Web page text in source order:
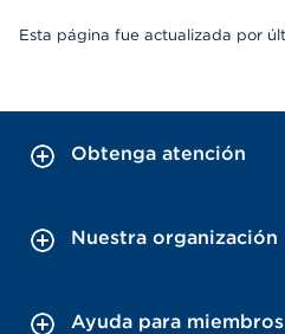
Esta página fue actualizada por
Obtenga atención
Nuestra organización
Ayuda para miembros